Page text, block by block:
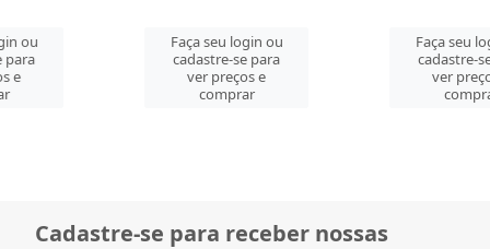
Faça seu login ou
cadastre-se para
Faça seu login ou
cadastre-se para
Cadastre-se para receber nossas